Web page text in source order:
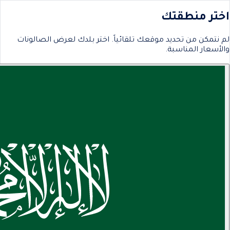
اختر منطقتك
لم نتمكن من تحديد موقعك تلقائياً. اختر بلدك لعرض الصالونات
والأسعار المناسبة.